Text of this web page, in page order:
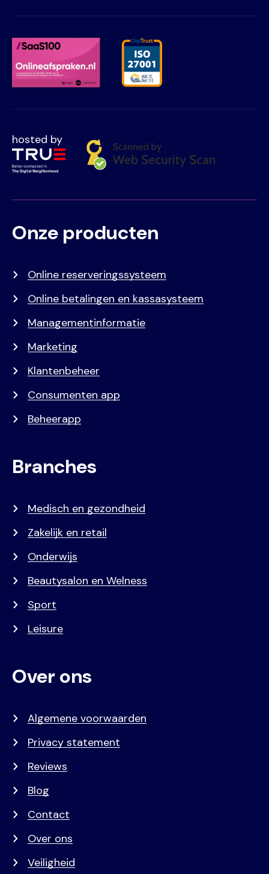
hosted by
Voet
Primair
Onze producten
Online reserveringssysteem
Online betalingen en kassasysteem
Managementinformatie
Marketing
Klantenbeheer
Consumenten app
Beheerapp
Branches
Medisch en gezondheid
Zakelijk en retail
Onderwijs
Beautysalon en Welness
Sport
Leisure
Over ons
Algemene voorwaarden
Privacy statement
Reviews
Blog
Contact
Over ons
Veiligheid